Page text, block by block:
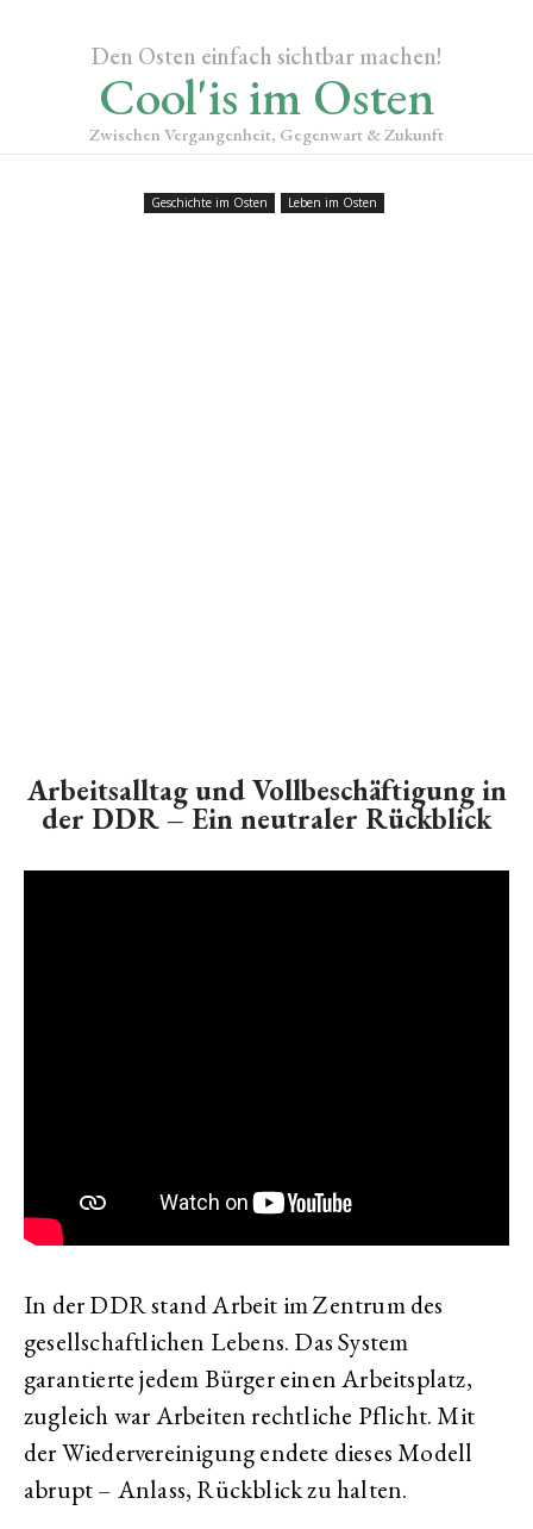
Den Osten einfach sichtbar machen!
Cool'is im Osten
Zwischen Vergangenheit, Gegenwart & Zukunft
Geschichte im Osten Leben im Osten
Arbeitsalltag und Vollbeschäftigung in
der DDR – Ein neutraler Rückblick
In der DDR stand Arbeit im Zentrum des
gesellschaftlichen Lebens. Das System
garantierte jedem Bürger einen Arbeitsplatz,
zugleich war Arbeiten rechtliche Pflicht. Mit
der Wiedervereinigung endete dieses Modell
abrupt – Anlass, Rückblick zu halten.